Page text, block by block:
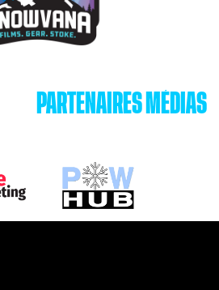
PARTENAIRES MÉDIAS